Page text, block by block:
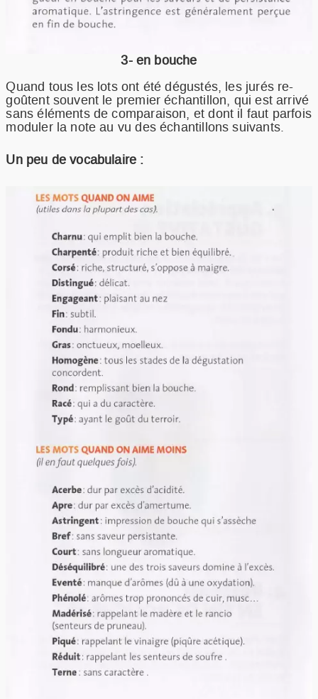
3- en bouche
Quand tous les lots ont été dégustés, les jurés re-
goûtent souvent le premier échantillon, qui est arrivé
sans éléments de comparaison, et dont il faut parfois
moduler la note au vu des échantillons suivants.
Un peu de vocabulaire :